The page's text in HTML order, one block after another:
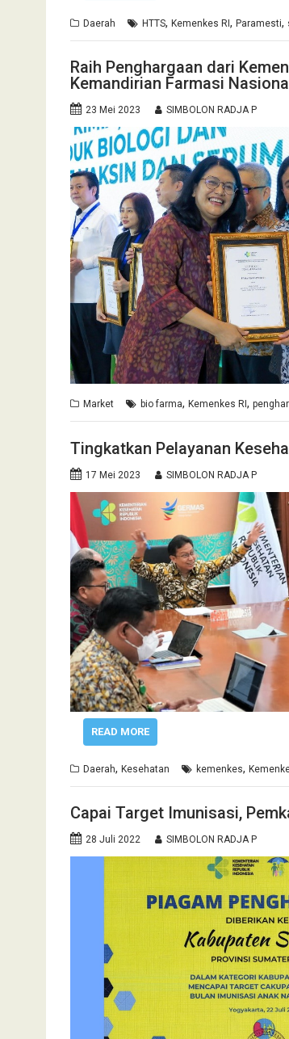
Daerah HTTS, Kemenkes RI, Paramesti,
Raih Penghargaan dari
Kemandirian Farmasi
23 Mei 2023 SIMBOLON RADJA P
Market bio farma, Kemenkes RI ,
Tingkatkan Pelayanan
17 Mei 2023 SIMBOLON RADJA P
READ MORE
Daerah, Kesehatan kemenkes,
Capai Target Imunisasi,
28 Juli 2022 SIMBOLON RADJA P